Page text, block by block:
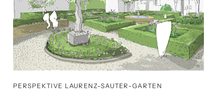
PERSPEKTIVE LAURENZ-SAUTER-GARTEN